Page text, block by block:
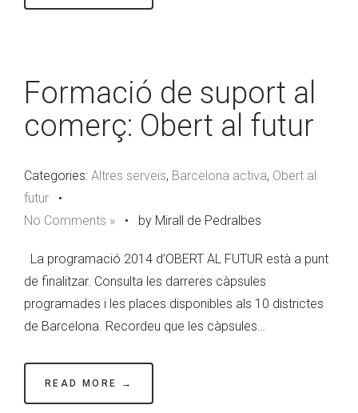
Formació de suport al
comerç: Obert al futur
Categories: Altres serveis, Barcelona activa, Obert al
futur •
No Comments » • by Mirall de Pedralbes
La programació 2014 d’OBERT AL FUTUR està a punt
de finalitzar. Consulta les darreres càpsules
programades i les places disponibles als 10 districtes
de Barcelona. Recordeu que les càpsules…
READ MORE →